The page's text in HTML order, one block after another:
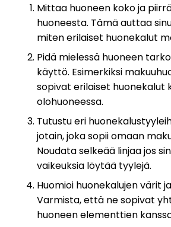
Mittaa huoneen koko ja
huoneesta. Tämä auttaa
miten erilaiset huonekalut
Pidä mielessä huoneen
käyttö. Esimerkiksi
sopivat erilaiset huonekalut
olohuoneessa.
Tutustu eri
jotain, joka sopii omaan
Noudata selkeää linjaa jos
vaikeuksia löytää tyylejä.
Huomioi huonekalujen värit
Varmista, että ne sopivat
huoneen elementtien